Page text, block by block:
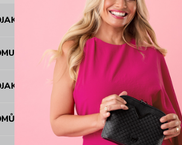
JAK VÁM MŮŽU PRODUKT POSLAT?
MUSÍ BÝT PRODUKT ZNIČENÝ?
JAKÝ PRODUKT MŮŽU POSLAT?
MŮŽU PRODUKT VRÁTIT I NA PRODEJNĚ?